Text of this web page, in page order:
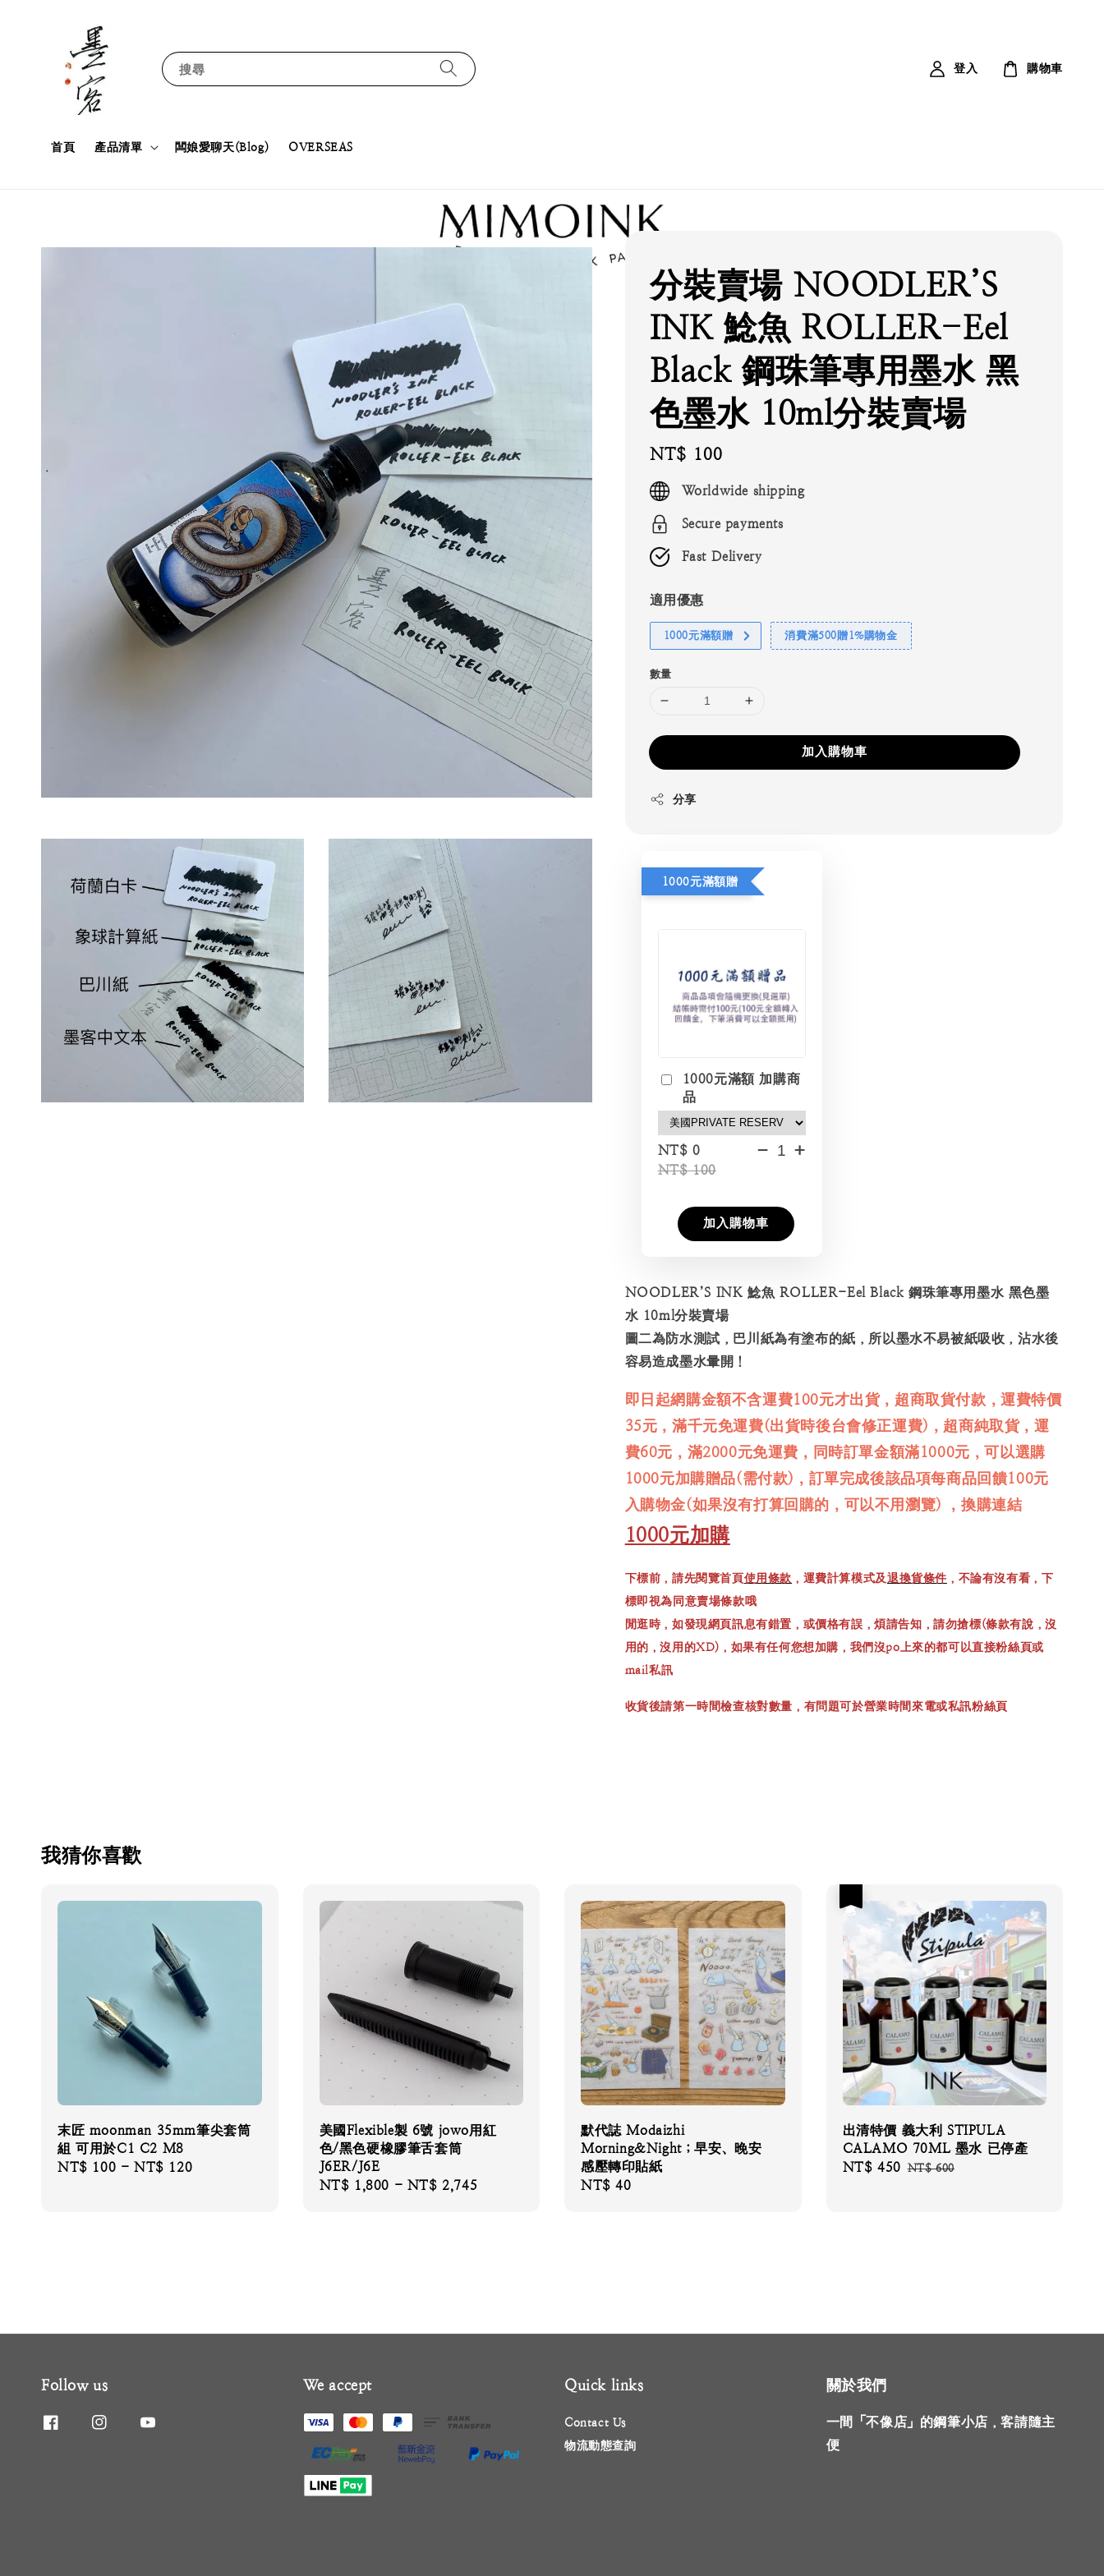
搜尋
首頁 產品清單 闆娘愛聊天(Blog) OVERSEAS
登入 購物車
分裝賣場 NOODLER’S
INK 鯰魚 ROLLER-Eel
Black 鋼珠筆專用墨水 黑
色墨水 10ml分裝賣場
Regular
price
NT$ 100
Worldwide shipping
Secure payments
Fast Delivery
適用優惠
1000元滿額贈 消費滿500贈1%購物金
數量
加入購物車
分享
1000元滿額贈
1000元滿額 加購商
品
NT$ 0
NT$ 100
- +
加入購物車
NOODLER’S INK 鯰魚 ROLLER-Eel Black 鋼珠筆專用墨水 黑色墨
水 10ml分裝賣場
圖二為防水測試，巴川紙為有塗布的紙，所以墨水不易被紙吸收，沾水後
容易造成墨水暈開！
即日起網購金額不含運費100元才出貨，超商取貨付款，運費特價
35元，滿千元免運費(出貨時後台會修正運費)，超商純取貨，運
費60元，滿2000元免運費，同時訂單金額滿1000元，可以選購
1000元加購贈品(需付款)，訂單完成後該品項每商品回饋100元
入購物金(如果沒有打算回購的，可以不用瀏覽) ，換購連結
1000元加購
下標前，請先閱覽首頁使用條款 ，運費計算模式及退換貨條件 ，不論有沒有看，下
標即視為同意賣場條款哦
閒逛時，如發現網頁訊息有錯置，或價格有誤，煩請告知，請勿搶標(條款有說，沒
用的，沒用的XD)，如果有任何您想加購，我們沒po上來的都可以直接粉絲頁或
mail私訊
收貨後請第一時間檢查核對數量，有問題可於營業時間來電或私訊粉絲頁
我猜你喜歡
末匠 moonman 35mm筆尖套筒
組 可用於C1 C2 M8
Regular
NT$ 100 -NT$ 120
美國Flexible製 6號 jowo用紅
色/黑色硬橡膠筆舌套筒
J6ER/J6E
Regular
NT$ 1,800 - NT$ 2,745
默代誌 Modaizhi
Morning&Night；早安、晚安
感壓轉印貼紙
Regular
NT$ 40
出清特價 義大利 STIPULA
CALAMO 70ML 墨水 已停產
Sale
NT$ 450 Regular
NT$ 600
Follow us We accept Quick links
Contact Us
物流動態查詢
關於我們
一間「不像店」的鋼筆小店，客請隨主
便